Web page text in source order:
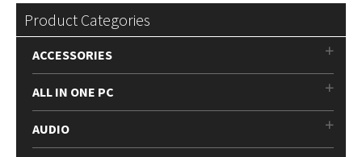
Product Categories
ACCESSORIES
ALL IN ONE PC
AUDIO